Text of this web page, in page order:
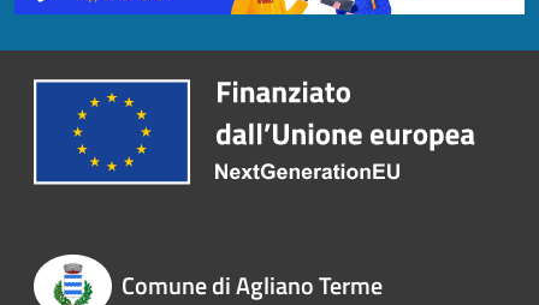
Comune di Agliano Terme